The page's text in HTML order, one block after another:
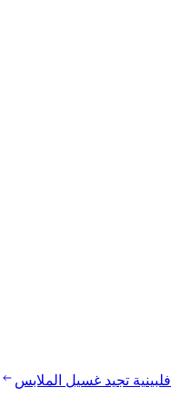
فلبينية تجيد غسيل الملابس